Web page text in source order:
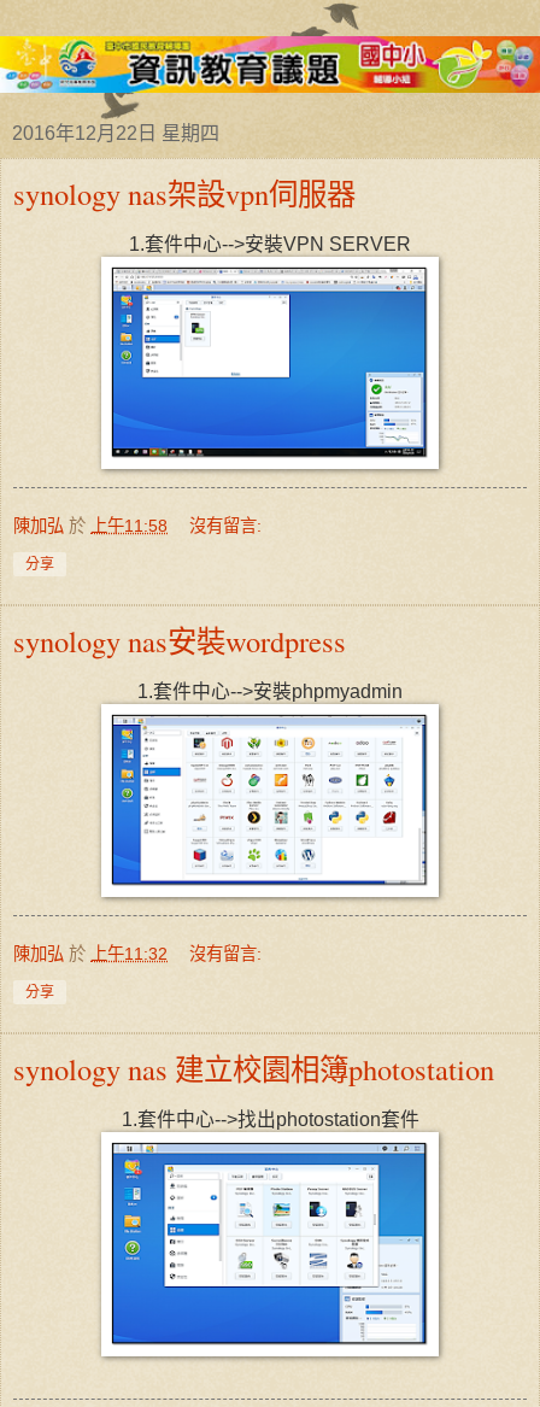
2016年12月22日 星期四
synology nas架設vpn伺服器
1.套件中心-->安裝VPN SERVER
陳加弘 於 上午11:58 沒有留言:
分享
synology nas安裝wordpress
1.套件中心-->安裝phpmyadmin
陳加弘 於 上午11:32 沒有留言:
分享
synology nas 建立校園相簿photostation
1.套件中心-->找出photostation套件